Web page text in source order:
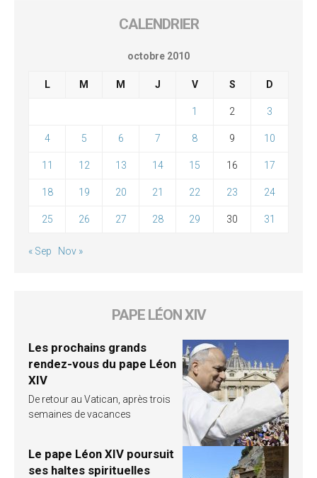
CALENDRIER
octobre 2010
L M M J V S D
1 2 3
4 5 6 7 8 9 10
11 12 13 14 15 16 17
18 19 20 21 22 23 24
25 26 27 28 29 30 31
« Sep Nov »
PAPE LÉON XIV
Les prochains grands
rendez-vous du pape Léon
XIV
De retour au Vatican, après trois
semaines de vacances
Le pape Léon XIV poursuit
ses haltes spirituelles